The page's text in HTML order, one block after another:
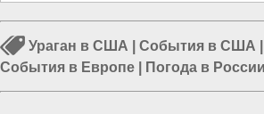
Ураган в США События в США
События в Европе
Погода в России
Лесной пожар